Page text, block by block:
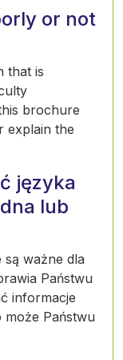
or not
that is
brochure
explain the
języka
lub
ważne dla
Państwu
informacje
Państwu